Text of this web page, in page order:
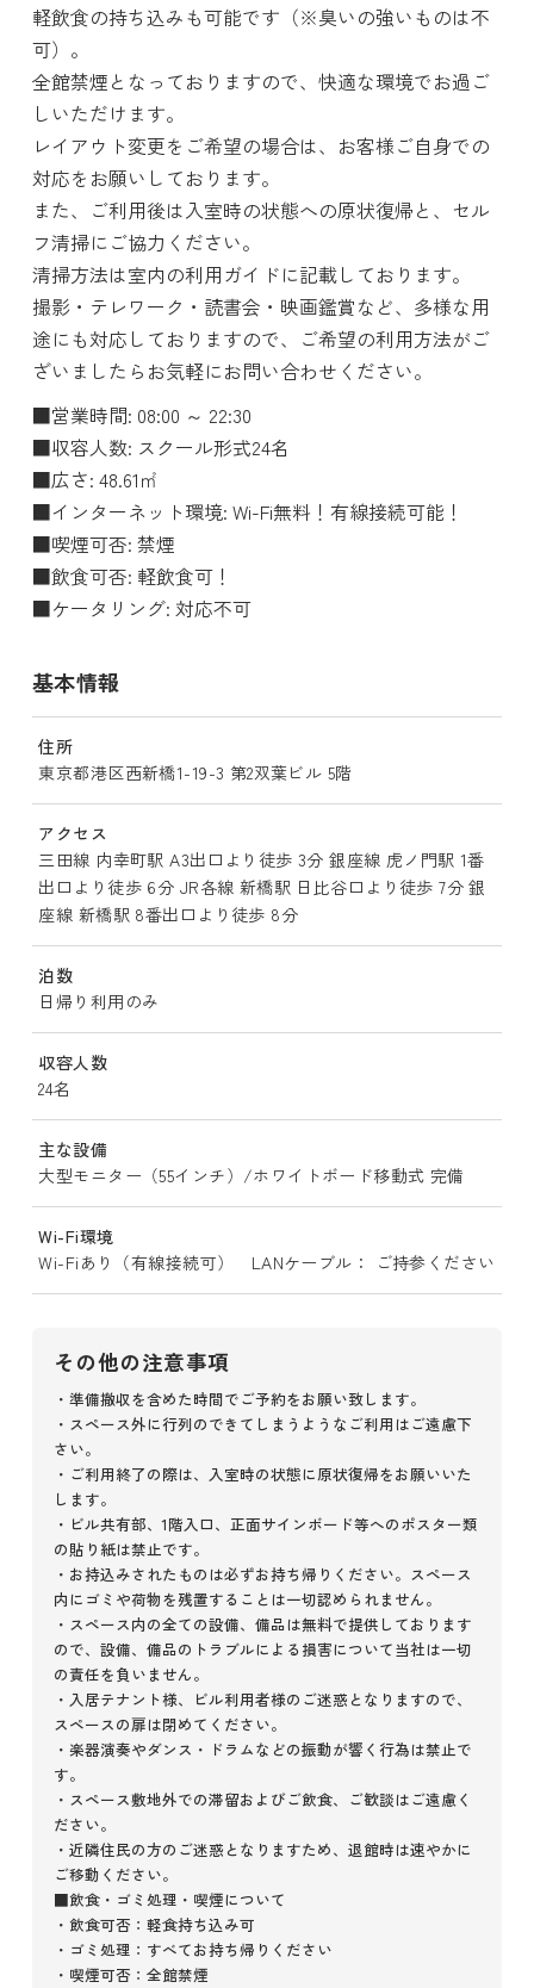
軽飲食の持ち込みも可能です（※臭いの強いものは不
可）。
全館禁煙となっておりますので、快適な環境でお過ご
しいただけます。
レイアウト変更をご希望の場合は、お客様ご自身での
対応をお願いしております。
また、ご利用後は入室時の状態への原状復帰と、セル
フ清掃にご協力ください。
清掃方法は室内の利用ガイドに記載しております。
撮影・テレワーク・読書会・映画鑑賞など、多様な用
途にも対応しておりますので、ご希望の利用方法がご
ざいましたらお気軽にお問い合わせください。
■営業時間: 08:00 ～ 22:30
■収容人数: スクール形式24名
■広さ: 48.61㎡
■インターネット環境: Wi-Fi無料！有線接続可能！
■喫煙可否: 禁煙
■飲食可否: 軽飲食可！
■ケータリング: 対応不可
基本情報
住所
東京都港区西新橋1-19-3 第2双葉ビル 5階
アクセス
三田線 内幸町駅 A3出口より徒歩 3分 銀座線 虎ノ門駅 1番
出口より徒歩 6分 JR各線 新橋駅 日比谷口より徒歩 7分 銀
座線 新橋駅 8番出口より徒歩 8分
泊数
日帰り利用のみ
収容人数
24名
主な設備
大型モニター（55インチ）/ホワイトボード移動式 完備
Wi-Fi環境
Wi-Fiあり（有線接続可） LANケーブル： ご持参ください
その他の注意事項
・準備撤収を含めた時間でご予約をお願い致します。
・スペース外に行列のできてしまうようなご利用はご遠慮下
さい。
・ご利用終了の際は、入室時の状態に原状復帰をお願いいた
します。
・ビル共有部、1階入口、正面サインボード等へのポスター類
の貼り紙は禁止です。
・お持込みされたものは必ずお持ち帰りください。スペース
内にゴミや荷物を残置することは一切認められません。
・スペース内の全ての設備、備品は無料で提供しております
ので、設備、備品のトラブルによる損害について当社は一切
の責任を負いません。
・入居テナント様、ビル利用者様のご迷惑となりますので、
スペースの扉は閉めてください。
・楽器演奏やダンス・ドラムなどの振動が響く行為は禁止で
す。
・スペース敷地外での滞留およびご飲食、ご歓談はご遠慮く
ださい。
・近隣住民の方のご迷惑となりますため、退館時は速やかに
ご移動ください。
■飲食・ゴミ処理・喫煙について
・飲食可否：軽食持ち込み可
・ゴミ処理：すべてお持ち帰りください
・喫煙可否：全館禁煙